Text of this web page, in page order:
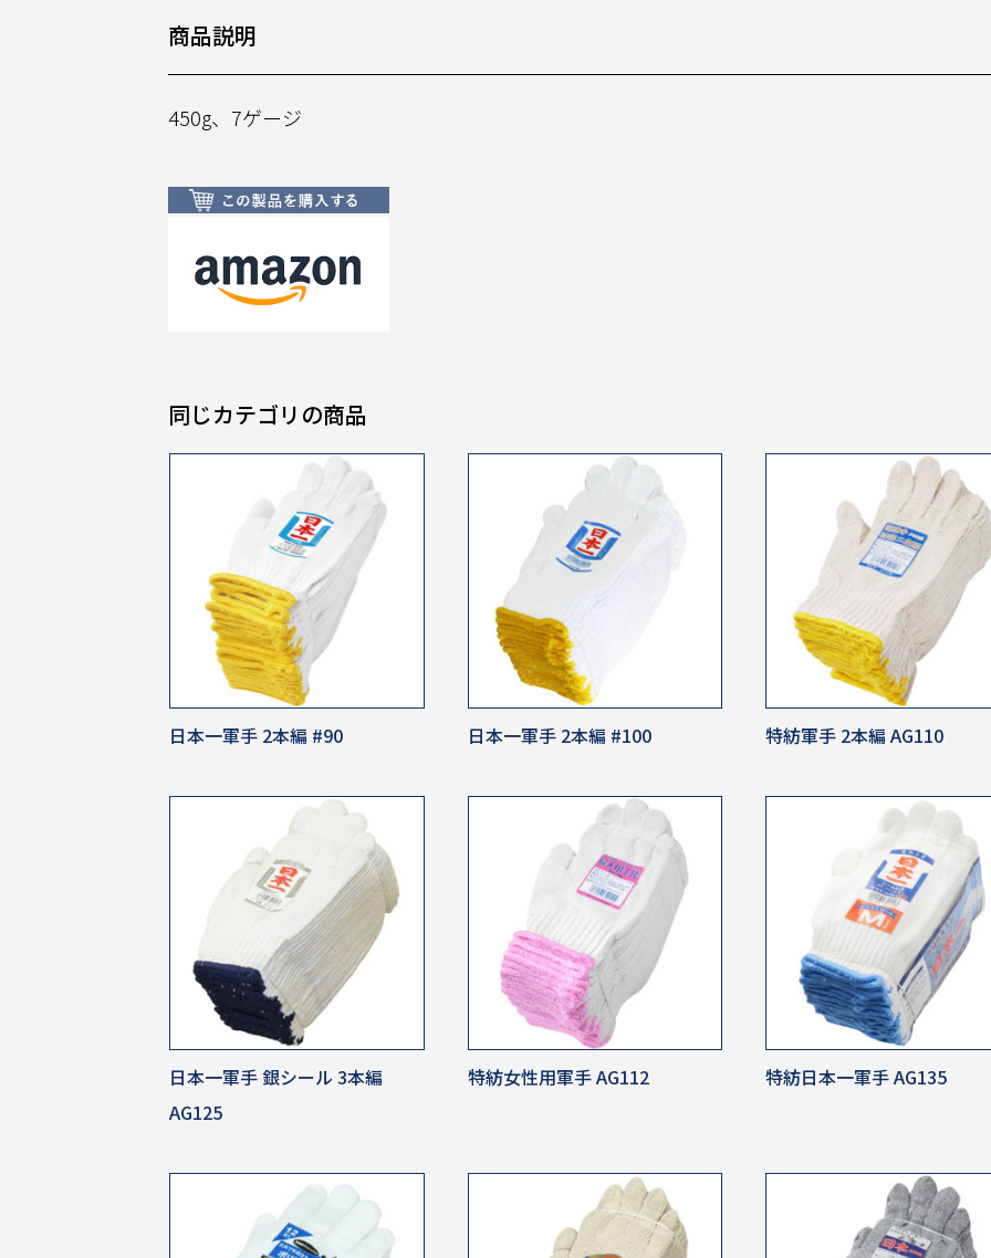
商品説明
450g、7ゲージ
同じカテゴリの商品
日本一軍手 2本編 #90 日本一軍手 2本編 #100 特紡軍手 2本編 AG110
日本一軍手 銀シール 3本編
AG125
特紡女性用軍手 AG112 特紡日本一軍手 AG135